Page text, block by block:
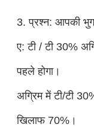
3. प्रश्न: आपकी
ए: टी / टी 30%
पहले होगा।
अग्रिम में टी/टी
खिलाफ 70%।